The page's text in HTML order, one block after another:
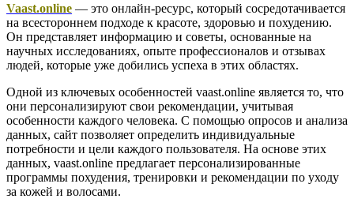
Vaast.online — это онлайн-ресурс, который сосредотачивается
на всестороннем подходе к красоте, здоровью и похудению.
Он представляет информацию и советы, основанные на
научных исследованиях, опыте профессионалов и отзывах
людей, которые уже добились успеха в этих областях.
Одной из ключевых особенностей vaast.online является то, что
они персонализируют свои рекомендации, учитывая
особенности каждого человека. С помощью опросов и анализа
данных, сайт позволяет определить индивидуальные
потребности и цели каждого пользователя. На основе этих
данных, vaast.online предлагает персонализированные
программы похудения, тренировки и рекомендации по уходу
за кожей и волосами.